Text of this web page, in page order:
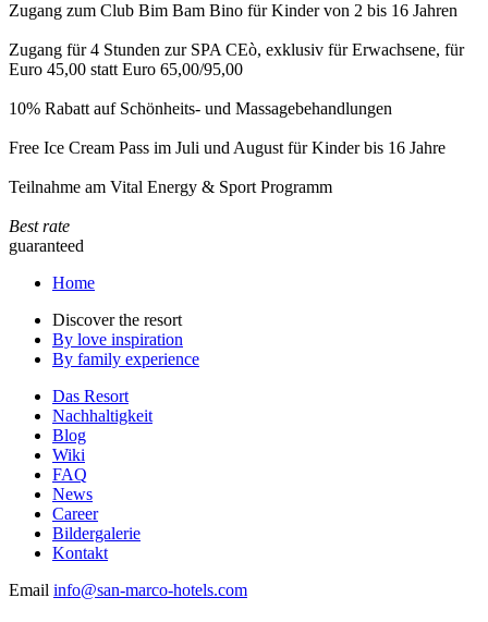
Zugang zum Club Bim Bam Bino für Kinder von 2 bis 16 Jahren
Zugang für 4 Stunden zur SPA CEò, exklusiv für Erwachsene, für
Euro 45,00 statt Euro 65,00/95,00
10% Rabatt auf Schönheits- und Massagebehandlungen
Free Ice Cream Pass im Juli und August für Kinder bis 16 Jahre
Teilnahme am Vital Energy & Sport Programm
Best rate
guaranteed
Home
Discover the resort
By love inspiration
By family experience
Das Resort
Nachhaltigkeit
Blog
Wiki
FAQ
News
Career
Bildergalerie
Kontakt
Email info@san-marco-hotels.com